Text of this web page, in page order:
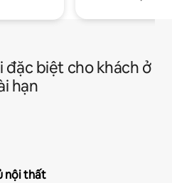
đặc biệt cho khách ở
hạn
nội thất